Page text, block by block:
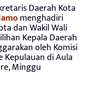
Daerah Kota
menghadiri
dan Wakil Wali
Kepala Daerah
oleh Komisi
Kepulauan di Aula
Minggu